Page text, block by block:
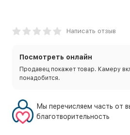
Написать отзыв
Посмотреть онлайн
Продавец покажет товар. Камеру
понадобится.
Мы перечисляем часть от
благотворительность